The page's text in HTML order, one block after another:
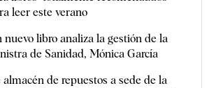
leer este verano
nuevo libro analiza la gestión de la
de Sanidad, Mónica García
almacén de repuestos a sede de la